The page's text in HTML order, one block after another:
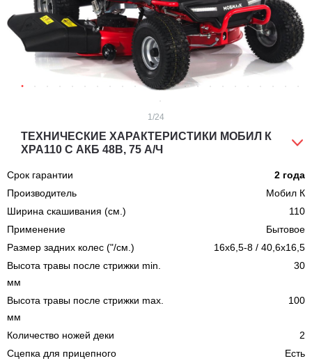
1 /24
ТЕХНИЧЕСКИЕ ХАРАКТЕРИСТИКИ МОБИЛ К
XPA110 С АКБ 48В, 75 А/Ч
Срок гарантии
2 года
Производитель
Мобил К
Ширина скашивания (см.)
110
Применение
Бытовое
Размер задних колес ("/см.)
16x6,5-8 / 40,6x16,5
Высота травы после стрижки min.
мм
30
Высота травы после стрижки max.
мм
100
Количество ножей деки
2
Сцепка для прицепного
Есть